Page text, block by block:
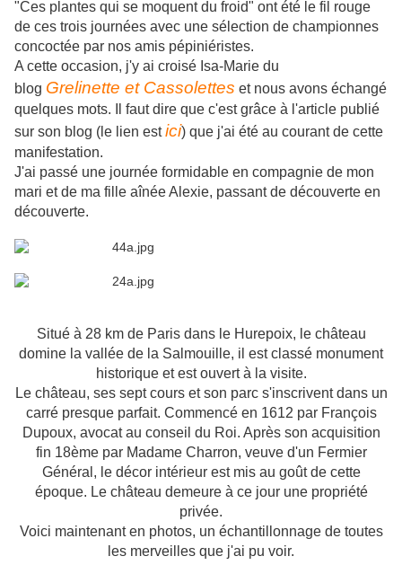
"Ces plantes qui se moquent du froid" ont été le fil rouge
de ces trois journées avec une sélection de championnes
concoctée par nos amis pépiniéristes.
A cette occasion, j'y ai croisé Isa-Marie du
blog Grelinette et Cassolettes et nous avons échangé
quelques mots. Il faut dire que c'est grâce à l'article publié
sur son blog (le lien estici) que j'ai été au courant de cette
manifestation.
J'ai passé une journée formidable en compagnie de mon
mari et de ma fille aînée Alexie, passant de découverte en
découverte.
Situé à 28 km de Paris dans le Hurepoix, le château
domine la vallée de la Salmouille, il est classé monument
historique et est ouvert à la visite.
Le château, ses sept cours et son parc s'inscrivent dans un
carré presque parfait. Commencé en 1612 par François
Dupoux, avocat au conseil du Roi. Après son acquisition
fin 18ème par Madame Charron, veuve d'un Fermier
Général, le décor intérieur est mis au goût de cette
époque. Le château demeure à ce jour une propriété
privée.
Voici maintenant en photos, un échantillonnage de toutes
les merveilles que j'ai pu voir.